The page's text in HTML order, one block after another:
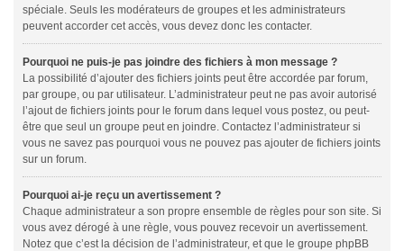
spéciale. Seuls les modérateurs de groupes et les administrateurs
peuvent accorder cet accès, vous devez donc les contacter.
Pourquoi ne puis-je pas joindre des fichiers à mon message ?
La possibilité d’ajouter des fichiers joints peut être accordée par forum,
par groupe, ou par utilisateur. L’administrateur peut ne pas avoir autorisé
l’ajout de fichiers joints pour le forum dans lequel vous postez, ou peut-
être que seul un groupe peut en joindre. Contactez l’administrateur si
vous ne savez pas pourquoi vous ne pouvez pas ajouter de fichiers joints
sur un forum.
Pourquoi ai-je reçu un avertissement ?
Chaque administrateur a son propre ensemble de règles pour son site. Si
vous avez dérogé à une règle, vous pouvez recevoir un avertissement.
Notez que c’est la décision de l’administrateur, et que le groupe phpBB